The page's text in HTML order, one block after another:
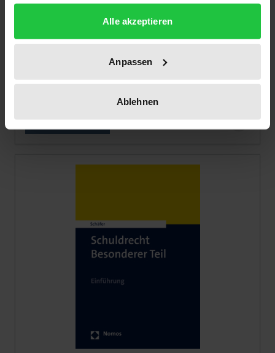
gesammelt haben.
Alle akzeptieren
Anpassen
Ablehnen
Add to Cart